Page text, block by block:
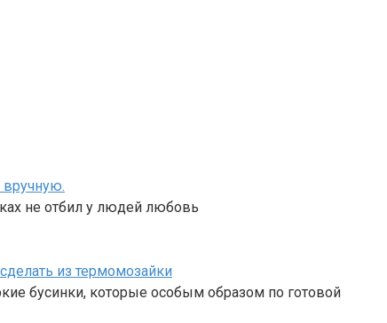
вручную.
не отбил у людей любовь
из термомозайки
бусинки, которые особым образом по готовой